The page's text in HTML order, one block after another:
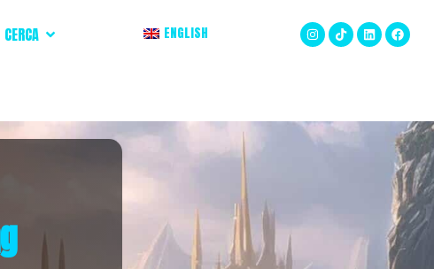
CERCA ENGLISH